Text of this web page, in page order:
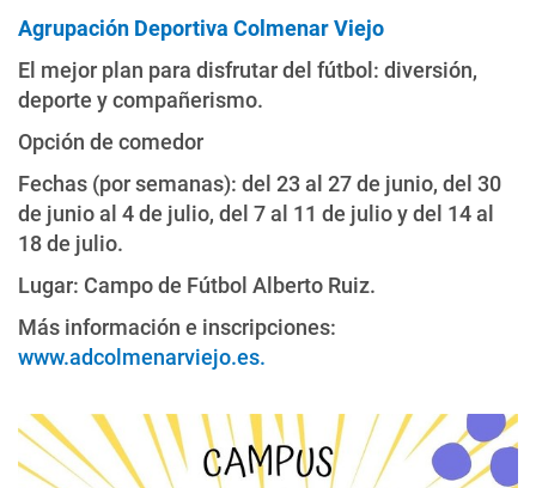
Agrupación Deportiva Colmenar Viejo
El mejor plan para disfrutar del fútbol: diversión,
deporte y compañerismo.
Opción de comedor
Fechas (por semanas): del 23 al 27 de junio, del 30
de junio al 4 de julio, del 7 al 11 de julio y del 14 al
18 de julio.
Lugar: Campo de Fútbol Alberto Ruiz.
Más información e inscripciones:
www.adcolmenarviejo.es.